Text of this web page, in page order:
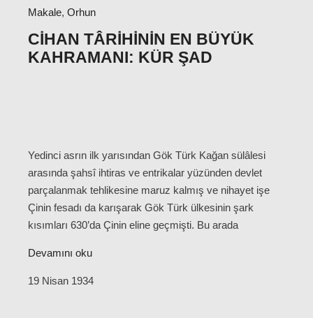
Makale, Orhun
CIHAN TÂRIHININ EN BÜYÜK
KAHRAMANI: KÜR ŞAD
Yedinci asrın ilk yarısından Gök Türk Kağan sülâlesi
arasında şahsî ihtiras ve entrikalar yüzünden devlet
parçalanmak tehlikesine maruz kalmış ve nihayet işe
Çinin fesadı da karışarak Gök Türk ülkesinin şark
kısımları 630’da Çinin eline geçmişti. Bu arada
Devamını oku
19 Nisan 1934